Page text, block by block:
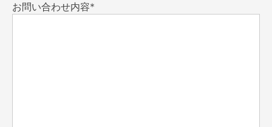
お問い合わせ内容*